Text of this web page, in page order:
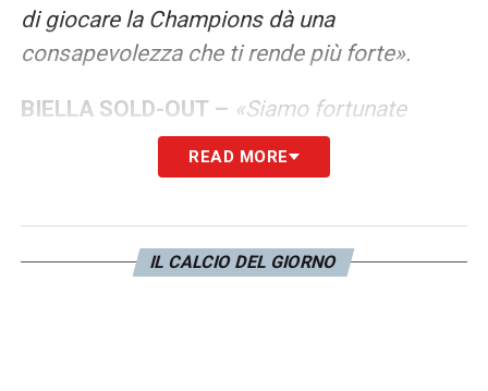
di giocare la Champions dà una
consapevolezza che ti rende più forte».
BIELLA SOLD-OUT – «Siamo fortunate
perché i nostri tifosi ci seguono ovunque e a
loro si è aggiunta anche una grande risposta
nel nostro nuovo stadio si sente la spinta e
l’abbraccio di tutti: lì ci sentiamo già a casa».
READ MORE
IL CALCIO DEL GIORNO